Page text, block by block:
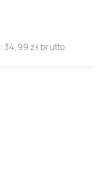
34,99 zł brutto